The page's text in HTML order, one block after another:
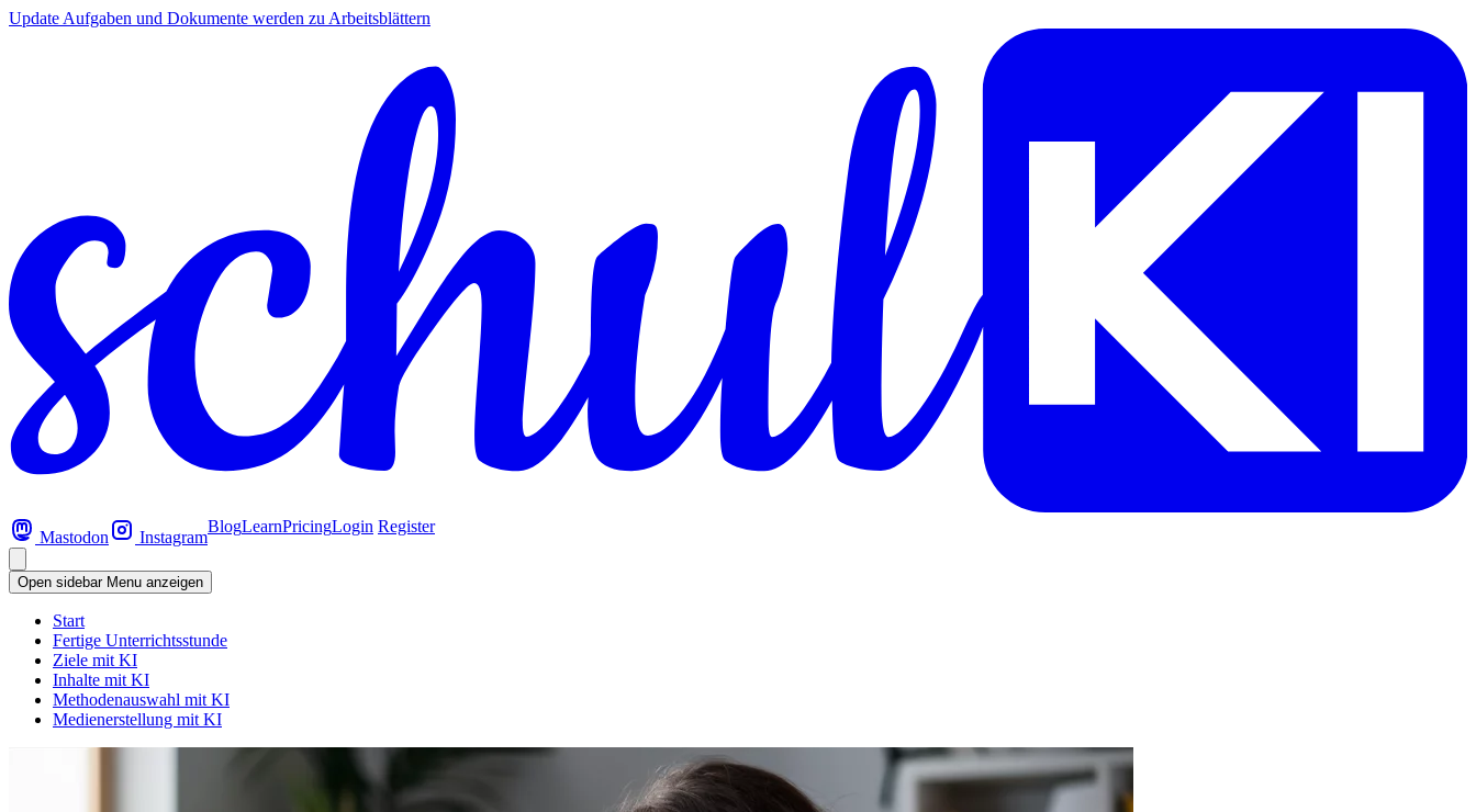
Update Aufgaben und Dokumente werden zu Arbeitsblättern
Mastodon Instagram
BlogLearnPricingLogin Register
Open sidebar Menu anzeigen
Start
Fertige Unterrichtsstunde
Ziele mit KI
Inhalte mit KI
Methodenauswahl mit KI
Medienerstellung mit KI